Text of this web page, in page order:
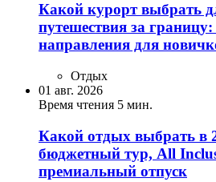
Какой курорт выбрать
путешествия за
направления для
Отдых
01 авг. 2026
Время чтения 5 мин.
Какой отдых выбрать в
бюджетный тур, All
премиальный отпуск